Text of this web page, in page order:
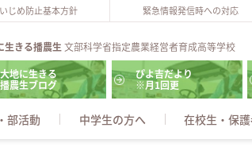
いじめ防止基本方針 緊急情報発信時への対応
生きる播農生 文部科学省指定農業経営者育成高等学校
大地に生きる
播農生ブログ
ぴよ吉だより
※月1回更
部活動 中学生の方へ 在校生・保